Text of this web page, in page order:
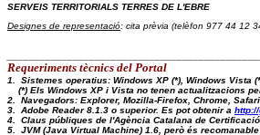
SERVEIS TERRITORIALS TERRES DE L'EBRE
Designes de representació: cita prèvia (telèfon 977 44 12
Requeriments tècnics del Portal
1.  Sistemes operatius: Windows XP (*), Windows Vista
(*) Els Windows XP i Vista no tenen actualitzacions
2.  Navegadors: Explorer, Mozilla-Firefox, Chrome, Safari
3.  Adobe Reader 8.1.3 o superior. Es pot obtenir a
4.  Claus públiques de l'Agència Catalana de
5.  JVM (Java Virtual Machine) 1.6, però és